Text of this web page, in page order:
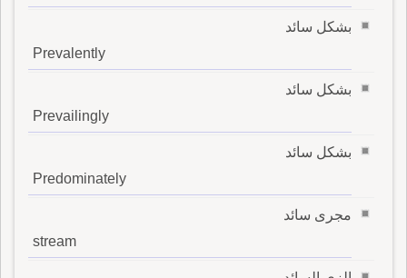
بشكل سائد
Prevalently
بشكل سائد
Prevailingly
بشكل سائد
Predominately
مجرى سائد
stream